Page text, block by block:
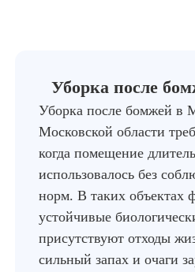
Уборка после
Уборка после бомжей в
Московской области
когда помещение
использовалось без
норм. В таких объектах
устойчивые
присутствуют отходы
сильный запах и очаги